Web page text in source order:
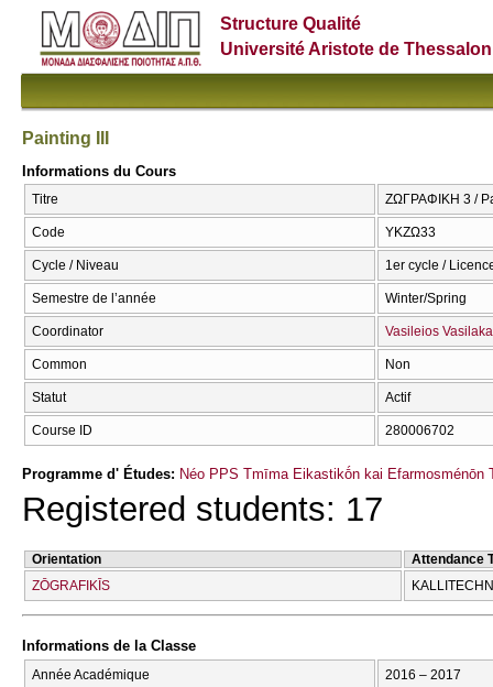
Structure Qualité
Université Aristote de
Painting III
Informations du Cours
Titre ΖΩΓΡΑΦΙΚΗ 3 /
Code ΥΚΖΩ33
Cycle / Niveau 1er cycle /
Semestre de l’année Winter/Spring
Coordinator Vasileios
Common Non
Statut Actif
Course ID 280006702
Programme d' Études: Néo PPS Tmīma Eikastikṓn kai Efarmosménōn
Registered students: 17
Orientation
Attendance
ZŌGRAFIKĪS
Informations de la Classe
Année Académique 2016 – 2017